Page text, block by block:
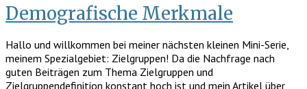
Demografische Merkmale
Hallo und willkommen bei meiner nächsten kleinen Mini-Serie,
meinem Spezialgebiet: Zielgruppen! Da die Nachfrage nach
guten Beiträgen zum Thema Zielgruppen und
Zielgruppendefinition konstant hoch ist und mein Artikel über